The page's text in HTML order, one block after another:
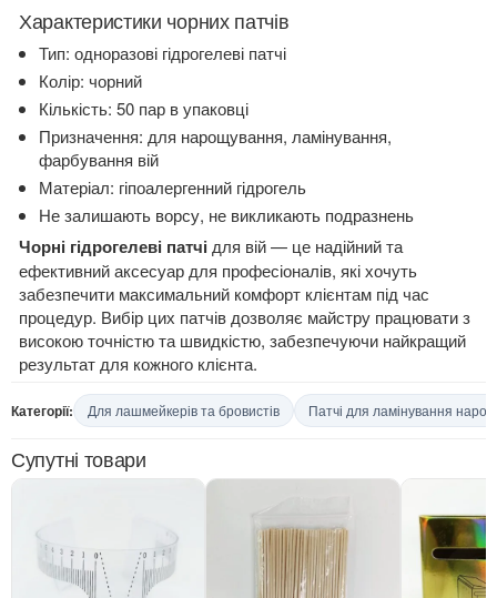
Характеристики чорних патчів
Тип: одноразові гідрогелеві патчі
Колір: чорний
Кількість: 50 пар в упаковці
Призначення: для нарощування, ламінування,
фарбування вій
Матеріал: гіпоалергенний гідрогель
Не залишають ворсу, не викликають подразнень
Чорні гідрогелеві патчі для вій — це надійний та
ефективний аксесуар для професіоналів, які хочуть
забезпечити максимальний комфорт клієнтам під час
процедур. Вибір цих патчів дозволяє майстру працювати з
високою точністю та швидкістю, забезпечуючи найкращий
результат для кожного клієнта.
Категорії: Для лашмейкерів та бровистів Патчі для ламінування
Супутні товари